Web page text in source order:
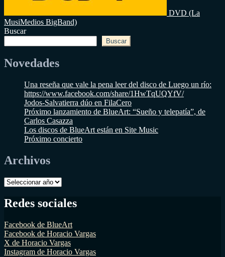
DVD (La
MusiMedios BigBand)
Buscar
Buscar
Novedades
Una reseña que vale la pena leer del disco de Luego un río:
https://www.facebook.com/share/1HwTqUQYfV/
Jodos-Salvatierra dúo en FilaCero
Próximo lanzamiento de BlueArt: “Sueño y telepatía”, de
Carlos Casazza
Los discos de BlueArt están en Site Music
Próximo concierto
Archivos
Archivos
Redes sociales
Facebook de BlueArt
Facebook de Horacio Vargas
X de Horacio Vargas
Instagram de Horacio Vargas